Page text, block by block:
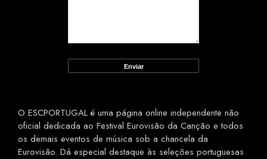
O ESCPORTUGAL é uma página online independente não
oficial dedicada ao Festival Eurovisão da Canção e todos
os demais eventos de música sob a chancela da
Eurovisão. Dá especial destaque às seleções portuguesas